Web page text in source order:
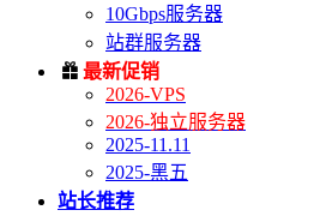
10Gbps服务器
站群服务器
 最新促销
2026-VPS
2026-独立服务器
2025-11.11
2025-黑五
站长推荐